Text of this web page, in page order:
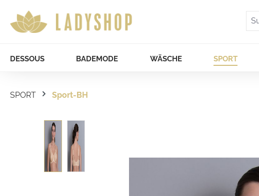
DESSOUS BADEMODE WÄSCHE SPORT
SPORT Sport-BH
Bildergalerie überspringen